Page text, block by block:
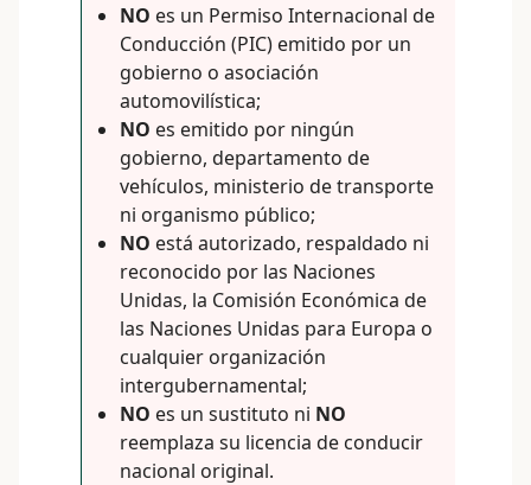
NO es un Permiso Internacional de
Conducción (PIC) emitido por un
gobierno o asociación
automovilística;
NO es emitido por ningún
gobierno, departamento de
vehículos, ministerio de transporte
ni organismo público;
NO está autorizado, respaldado ni
reconocido por las Naciones
Unidas, la Comisión Económica de
las Naciones Unidas para Europa o
cualquier organización
intergubernamental;
NO es un sustituto ni NO
reemplaza su licencia de conducir
nacional original.